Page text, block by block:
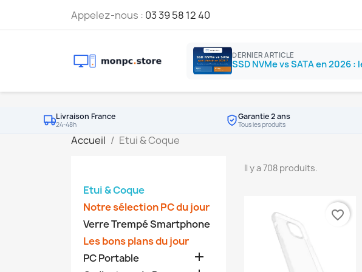
Appelez-nous : 03 39 58 12 40
DERNIER ARTICLE
Livraison France
24-48h
Garantie 2 ans
Tous les produits
Accueil Etui & Coque
Etui & Coque
Notre sélection PC du jour
Verre Trempé Smartphone
Les bons plans du jour
PC Portable

Il y a 708 produits.
favorite_border